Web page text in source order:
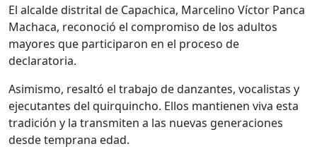
El alcalde distrital de Capachica, Marcelino Víctor Panca
Machaca, reconoció el compromiso de los adultos
mayores que participaron en el proceso de
declaratoria.
Asimismo, resaltó el trabajo de danzantes, vocalistas y
ejecutantes del quirquincho. Ellos mantienen viva esta
tradición y la transmiten a las nuevas generaciones
desde temprana edad.